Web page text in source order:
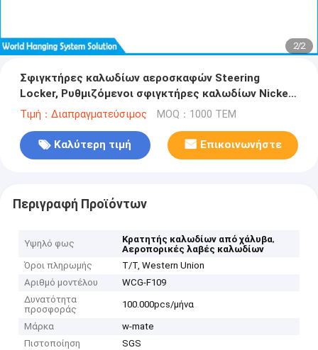
2/2
Σφιγκτήρες καλωδίων αεροσκαφών Steering
Locker, Ρυθμιζόμενοι σφιγκτήρες καλωδίων Nickel
Griplock
Τιμή：Διαπραγματεύσιμος MOQ：1000 ΤΕΜ
Καλύτερη τιμή Επικοινωνήστε
Περιγραφή Προϊόντων
Υψηλό φως Κρατητής καλωδίων από χάλυβα,
Αεροπορικές λαβές καλωδίων
Όροι πληρωμής
T/T, Western Union
Αριθμό μοντέλου
WCG-F109
Δυνατότητα
προσφοράς
100.000pcs/μήνα
Μάρκα
w-mate
Πιστοποίηση
SGS